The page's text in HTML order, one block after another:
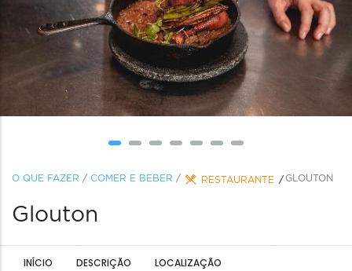
O QUE FAZER / COMER E BEBER / RESTAURANTE GLOUTON
Glouton
INÍCIO DESCRIÇÃO LOCALIZAÇÃO